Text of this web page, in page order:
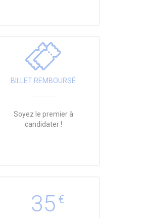
BILLET REMBOURSÉ
Soyez le premier à
candidater !
35 €